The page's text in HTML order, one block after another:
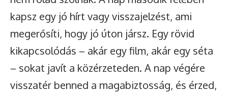
kapsz egy jó hírt vagy visszajelzést, ami
megerősíti, hogy jó úton jársz. Egy rövid
kikapcsolódás – akár egy film, akár egy séta
– sokat javít a közérzeteden. A nap végére
visszatér benned a magabiztosság, és érzed,